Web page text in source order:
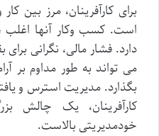
برای کارآفرینان، مرز بین
دارد. فشار مالی، نگرانی
می تواند به طور مداوم بر
بگذارد. مدیریت استرس و
کارآفرینان، یک چالش
خودمدیریتی بالاست.